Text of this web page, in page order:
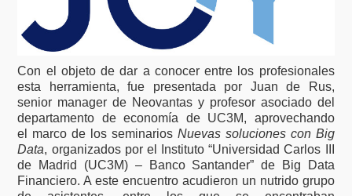
Con el objeto de dar a conocer entre los profesionales
esta herramienta, fue presentada por Juan de Rus,
senior manager de Neovantas y profesor asociado del
departamento de economía de UC3M, aprovechando
el marco de los seminarios Nuevas soluciones con Big
Data, organizados por el Instituto “Universidad Carlos III
de Madrid (UC3M) – Banco Santander” de Big Data
Financiero. A este encuentro acudieron un nutrido grupo